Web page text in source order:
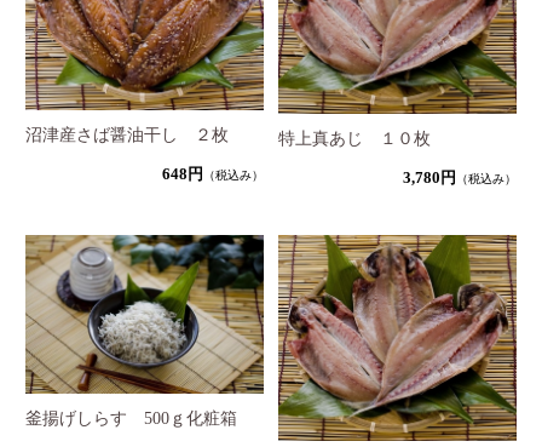
沼津産さば醤油干し ２枚
648円 （税込み）
特上真あじ １０枚
3,780円 （税込み）
釜揚げしらす 500ｇ化粧箱